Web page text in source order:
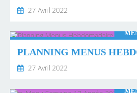
27 Avril 2022
27 Avril 2022